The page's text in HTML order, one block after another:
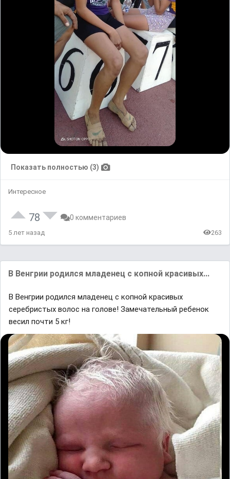
Показать полностью (3)
Интересное
78 0 комментариев
5 лет назад 263
В Венгрии родился младенец с копной красивых...
В Венгрии родился младенец с копной красивых
серебристых волос на голове! Замечательный ребенок
весил почти 5 кг!